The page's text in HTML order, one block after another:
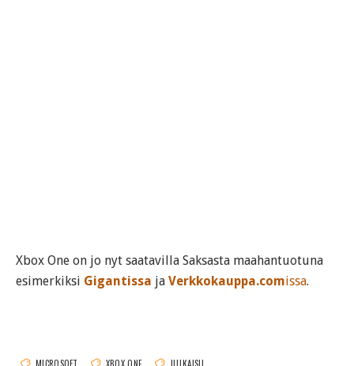
Xbox One on jo nyt saatavilla Saksasta maahantuotuna
esimerkiksi Gigantissa ja Verkkokauppa.comissa.